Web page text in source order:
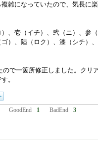
雑になっていたので、気長に
、壱（イチ）、弐（ニ）、参
）、陸（ロク）、漆（シチ）
で一箇所修正しました。クリ
。
GoodEnd 1 BadEnd 3